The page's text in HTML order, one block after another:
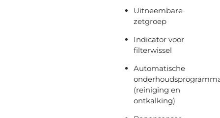
Uitneembare
zetgroep
Indicator voor
filterwissel
Automatische
(reiniging en
ontkalking)